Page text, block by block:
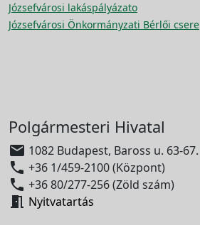
Józsefvárosi lakáspályázato
Józsefvárosi Önkormányzati Bérlői csere
Polgármesteri Hivatal
 1082 Budapest, Baross u. 63-67.
 +36 1/459-2100 (Központ)
 +36 80/277-256 (Zöld szám)
 Nyitvatartás